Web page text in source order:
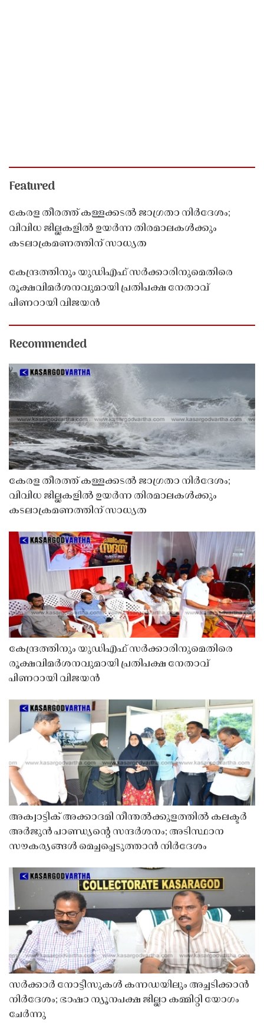
Featured
കേരള തീരത്ത് കള്ളക്കടൽ ജാഗ്രതാ നിർദേശം;
വിവിധ ജില്ലകളിൽ ഉയർന്ന തിരമാലകൾക്കും
കടലാക്രമണത്തിന് സാധ്യത
കേന്ദ്രത്തിനും യുഡിഎഫ് സർക്കാരിനുമെതിരെ
രൂക്ഷവിമർശനവുമായി പ്രതിപക്ഷ നേതാവ്
പിണറായി വിജയൻ
Recommended
കേരള തീരത്ത് കള്ളക്കടൽ ജാഗ്രതാ നിർദേശം;
വിവിധ ജില്ലകളിൽ ഉയർന്ന തിരമാലകൾക്കും
കടലാക്രമണത്തിന് സാധ്യത
കേന്ദ്രത്തിനും യുഡിഎഫ് സർക്കാരിനുമെതിരെ
രൂക്ഷവിമർശനവുമായി പ്രതിപക്ഷ നേതാവ്
പിണറായി വിജയൻ
അക്വാട്ടിക് അക്കാദമി നീന്തൽക്കുളത്തിൽ കലക്ടർ
അർജുൻ പാണ്ഡ്യൻ്റെ സന്ദർശനം; അടിസ്ഥാന
സൗകര്യങ്ങൾ മെച്ചപ്പെടുത്താൻ നിർദേശം
സർക്കാർ നോട്ടീസുകൾ കന്നഡയിലും അച്ചടിക്കാൻ
നിർദേശം; ഭാഷാ ന്യൂനപക്ഷ ജില്ലാ കമ്മിറ്റി യോഗം
ചേർന്നു